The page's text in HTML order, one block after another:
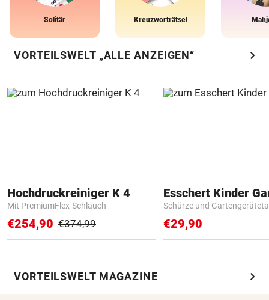
Solitär Kreuzworträtsel
VORTEILSWELT „ALLE ANZEIGEN“ chevron_right
Hochdruckreiniger K 4
Mit PremiumFlex-Schlauch
€254,90 €374,99
Schürze und
€29,90
VORTEILSWELT MAGAZINE chevron_right